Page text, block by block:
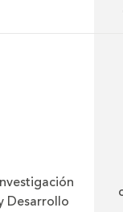
Desarrollo